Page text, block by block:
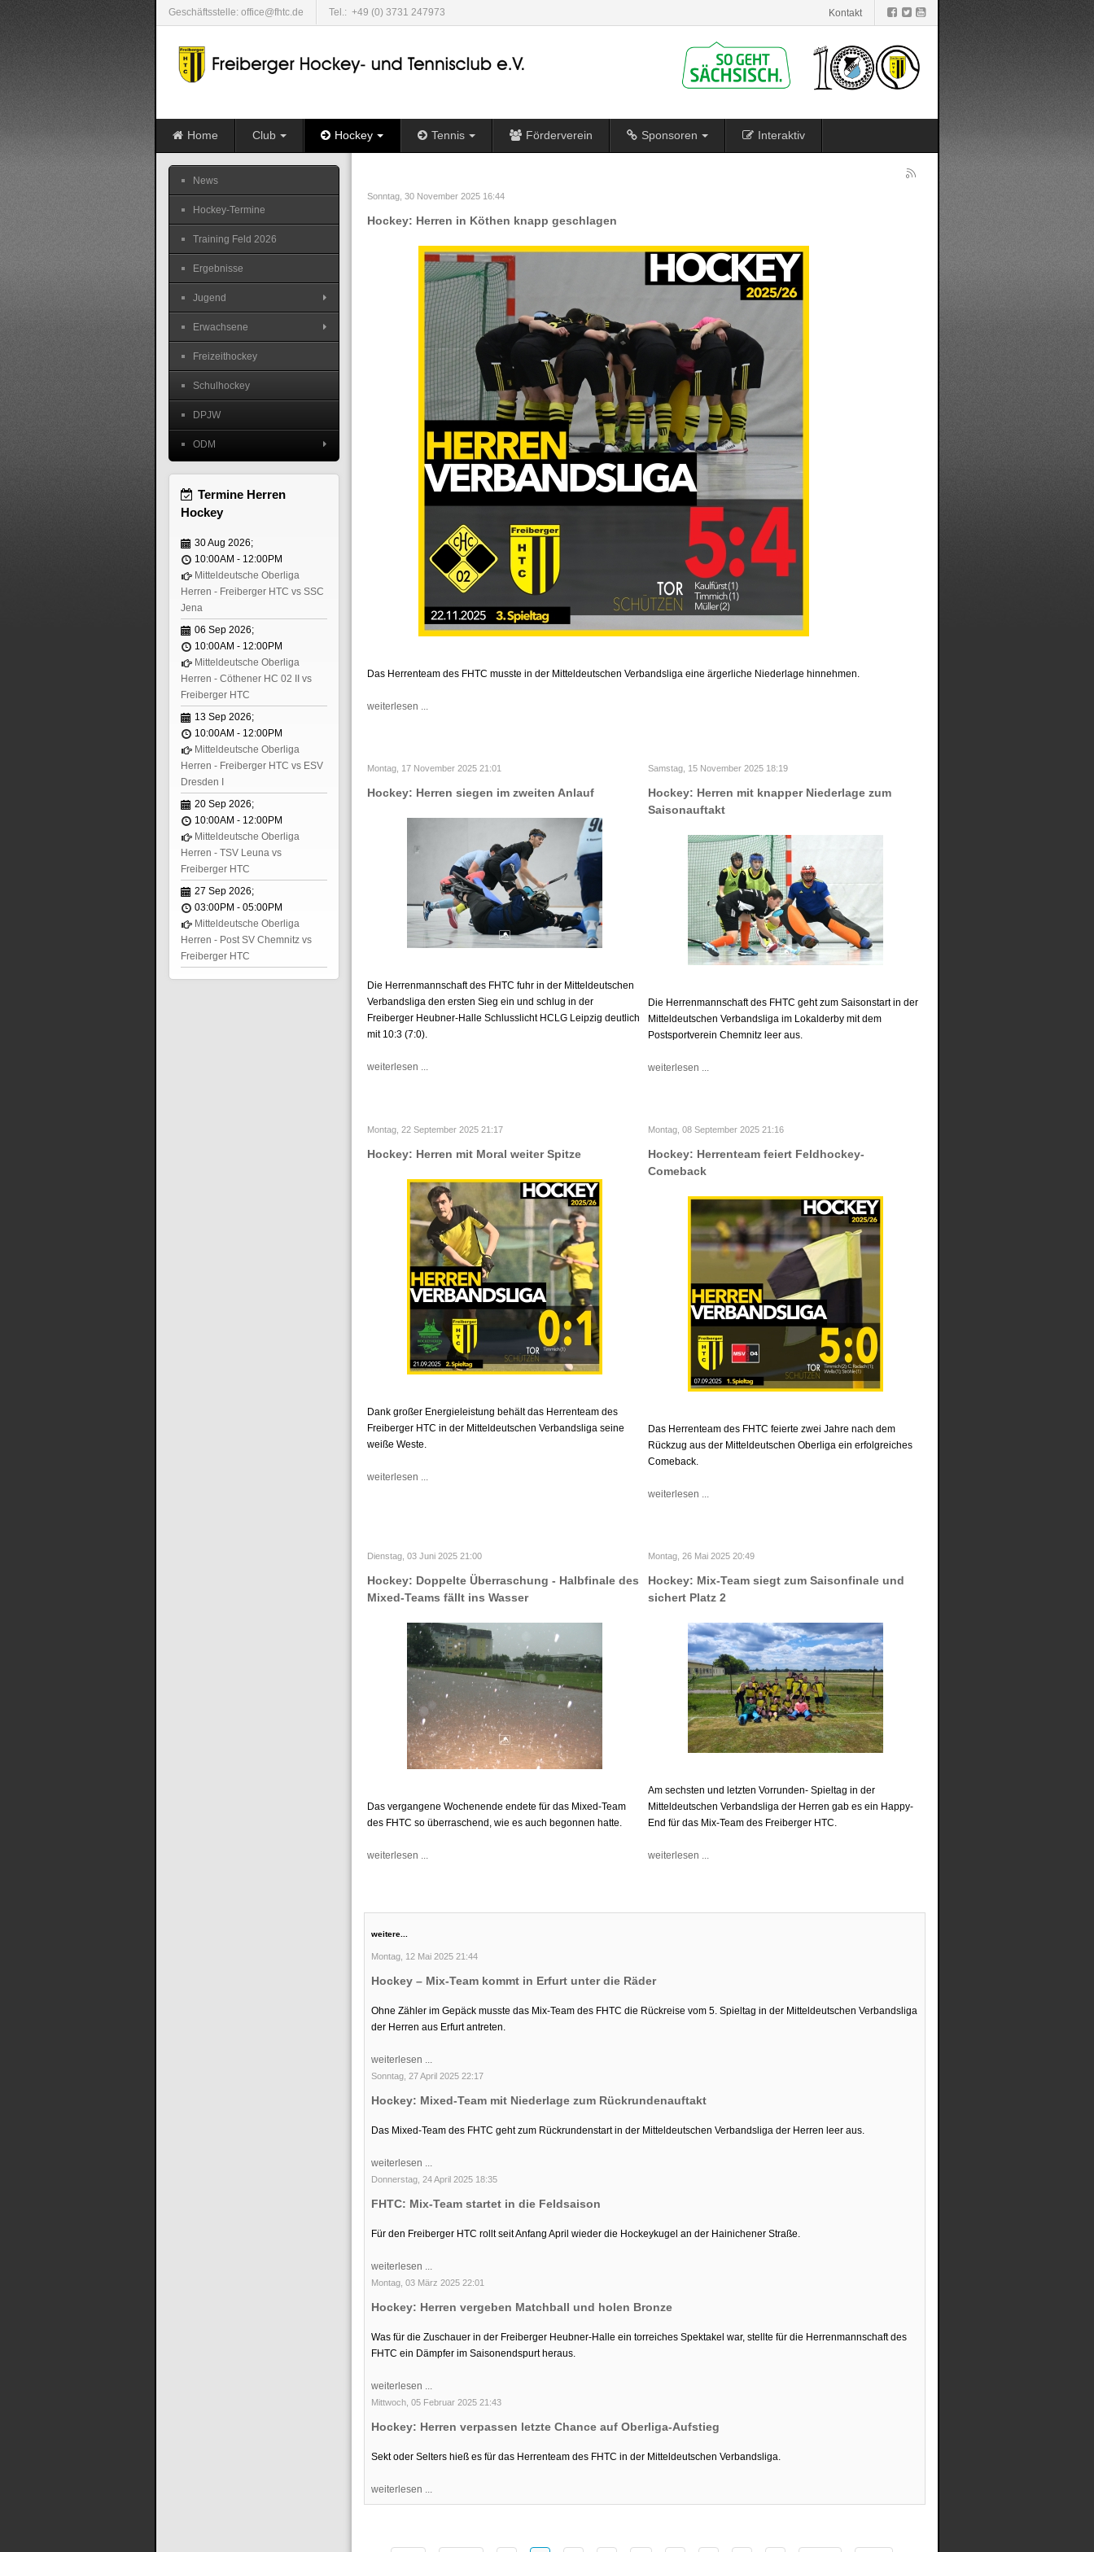
Geschäftsstelle: office@fhtc.de Tel.: +49 (0) 3731 247973 Kontakt
Home Club Hockey Tennis Förderverein Sponsoren Interaktiv
Sonntag, 30 November 2025 16:44
Hockey: Herren in Köthen knapp geschlagen
Das Herrenteam des FHTC musste in der Mitteldeutschen Verbandsliga eine ärgerliche Niederlage hinnehmen.
weiterlesen ...
Montag, 17 November 2025 21:01
Hockey: Herren siegen im zweiten Anlauf
Die Herrenmannschaft des FHTC fuhr in der Mitteldeutschen
Verbandsliga den ersten Sieg ein und schlug in der
Freiberger Heubner-Halle Schlusslicht HCLG Leipzig deutlich
mit 10:3 (7:0).
weiterlesen ...
Samstag, 15 November 2025 18:19
Hockey: Herren mit knapper Niederlage zum
Saisonauftakt
Die Herrenmannschaft des FHTC geht zum Saisonstart in der
Mitteldeutschen Verbandsliga im Lokalderby mit dem
Postsportverein Chemnitz leer aus.
weiterlesen ...
Montag, 22 September 2025 21:17
Hockey: Herren mit Moral weiter Spitze
Dank großer Energieleistung behält das Herrenteam des
Freiberger HTC in der Mitteldeutschen Verbandsliga seine
weiße Weste.
weiterlesen ...
Montag, 08 September 2025 21:16
Hockey: Herrenteam feiert Feldhockey-
Comeback
Das Herrenteam des FHTC feierte zwei Jahre nach dem
Rückzug aus der Mitteldeutschen Oberliga ein erfolgreiches
Comeback.
weiterlesen ...
Dienstag, 03 Juni 2025 21:00
Hockey: Doppelte Überraschung - Halbfinale des
Mixed-Teams fällt ins Wasser
Das vergangene Wochenende endete für das Mixed-Team
des FHTC so überraschend, wie es auch begonnen hatte.
weiterlesen ...
Montag, 26 Mai 2025 20:49
Hockey: Mix-Team siegt zum Saisonfinale und
sichert Platz 2
Am sechsten und letzten Vorrunden- Spieltag in der
Mitteldeutschen Verbandsliga der Herren gab es ein Happy-
End für das Mix-Team des Freiberger HTC.
weiterlesen ...
weitere...
Montag, 12 Mai 2025 21:44
Hockey – Mix-Team kommt in Erfurt unter die Räder
Ohne Zähler im Gepäck musste das Mix-Team des FHTC die Rückreise vom 5. Spieltag in der Mitteldeutschen Verbandsliga
der Herren aus Erfurt antreten.
weiterlesen ...
Sonntag, 27 April 2025 22:17
Hockey: Mixed-Team mit Niederlage zum Rückrundenauftakt
Das Mixed-Team des FHTC geht zum Rückrundenstart in der Mitteldeutschen Verbandsliga der Herren leer aus.
weiterlesen ...
Donnerstag, 24 April 2025 18:35
FHTC: Mix-Team startet in die Feldsaison
Für den Freiberger HTC rollt seit Anfang April wieder die Hockeykugel an der Hainichener Straße.
weiterlesen ...
Montag, 03 März 2025 22:01
Hockey: Herren vergeben Matchball und holen Bronze
Was für die Zuschauer in der Freiberger Heubner-Halle ein torreiches Spektakel war, stellte für die Herrenmannschaft des
FHTC ein Dämpfer im Saisonendspurt heraus.
weiterlesen ...
Mittwoch, 05 Februar 2025 21:43
Hockey: Herren verpassen letzte Chance auf Oberliga-Aufstieg
Sekt oder Selters hieß es für das Herrenteam des FHTC in der Mitteldeutschen Verbandsliga.
weiterlesen ...
News
Hockey-Termine
Training Feld 2026
Ergebnisse
Jugend
Erwachsene
Freizeithockey
Schulhockey
DPJW
ODM
Termine Herren
Hockey
30 Aug 2026;
10:00AM - 12:00PM
Mitteldeutsche Oberliga
Herren - Freiberger HTC vs SSC
Jena
06 Sep 2026;
10:00AM - 12:00PM
Mitteldeutsche Oberliga
Herren - Cöthener HC 02 II vs
Freiberger HTC
13 Sep 2026;
10:00AM - 12:00PM
Mitteldeutsche Oberliga
Herren - Freiberger HTC vs ESV
Dresden I
20 Sep 2026;
10:00AM - 12:00PM
Mitteldeutsche Oberliga
Herren - TSV Leuna vs
Freiberger HTC
27 Sep 2026;
03:00PM - 05:00PM
Mitteldeutsche Oberliga
Herren - Post SV Chemnitz vs
Freiberger HTC